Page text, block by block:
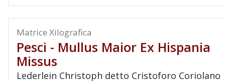
Matrice Xilografica
Pesci - Mullus Maior Ex Hispania
Missus
Lederlein Christoph detto Cristoforo Coriolano